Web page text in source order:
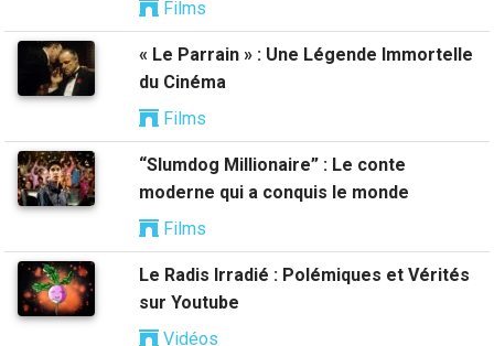
Films
« Le Parrain » : Une Légende Immortelle
du Cinéma
Films
“Slumdog Millionaire” : Le conte
moderne qui a conquis le monde
Films
Le Radis Irradié : Polémiques et Vérités
sur Youtube
Vidéos